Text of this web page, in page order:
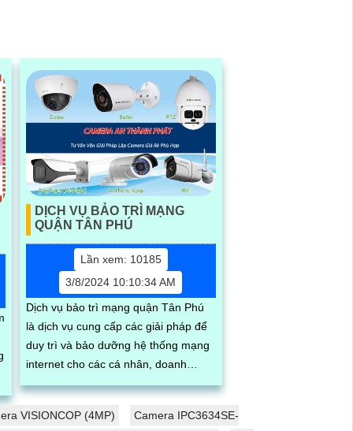
DỊCH VỤ BẢO TRÌ MẠNG
QUẬN TÂN PHÚ
Lần xem: 10185
3/8/2024 10:10:34 AM
Dịch vụ bảo trì mạng quận Tân Phú
là dịch vụ cung cấp các giải pháp để
duy trì và bảo dưỡng hệ thống mạng
internet cho các cá nhân, doanh
nghiệp, tổ chức tại quận Tân Phú,
VISIONCOP (4MP)
Camera IPC3634SE-